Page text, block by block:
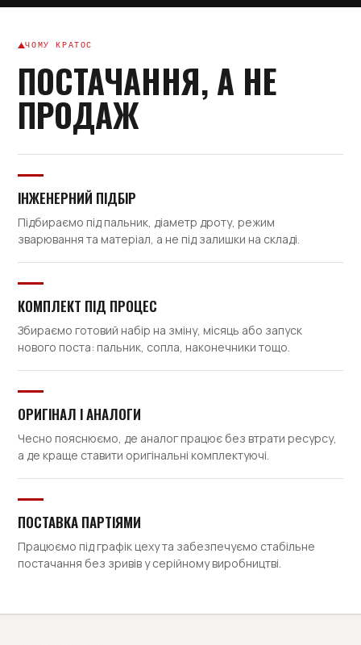
ЧОМУ КРАТОС
ПОСТАЧАННЯ, А НЕ
ПРОДАЖ
ІНЖЕНЕРНИЙ ПІДБІР
Підбираємо під пальник, діаметр дроту, режим
зварювання та матеріал, а не під залишки на складі.
КОМПЛЕКТ ПІД ПРОЦЕС
Збираємо готовий набір на зміну, місяць або запуск
нового поста: пальник, сопла, наконечники тощо.
ОРИГІНАЛ І АНАЛОГИ
Чесно пояснюємо, де аналог працює без втрати ресурсу,
а де краще ставити оригінальні комплектуючі.
ПОСТАВКА ПАРТІЯМИ
Працюємо під графік цеху та забезпечуємо стабільне
постачання без зривів у серійному виробництві.